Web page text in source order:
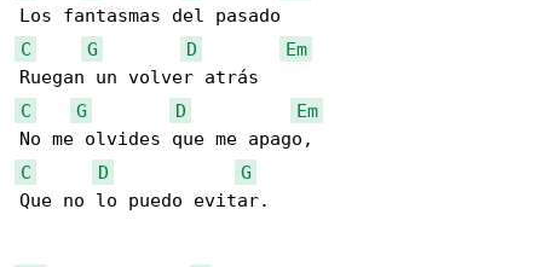
C
G D
Em
C
G D
Em
C
D
G
Que no lo puedo evitar.